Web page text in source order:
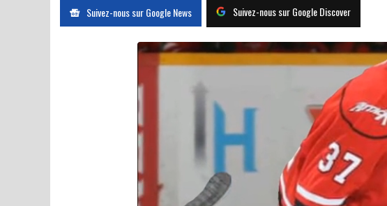
Suivez-nous sur Google News Suivez-nous sur Google Discover